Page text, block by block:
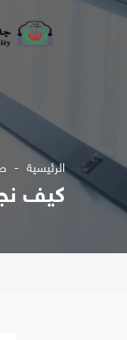
الرئيسية
كيف